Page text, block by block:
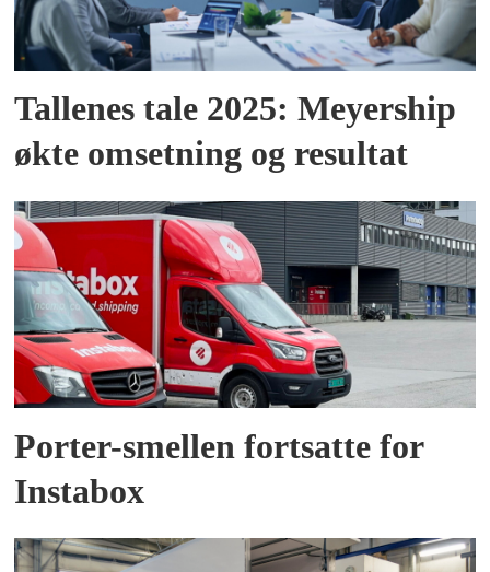
Tallenes tale 2025: Meyership
økte omsetning og resultat
Porter-smellen fortsatte for
Instabox